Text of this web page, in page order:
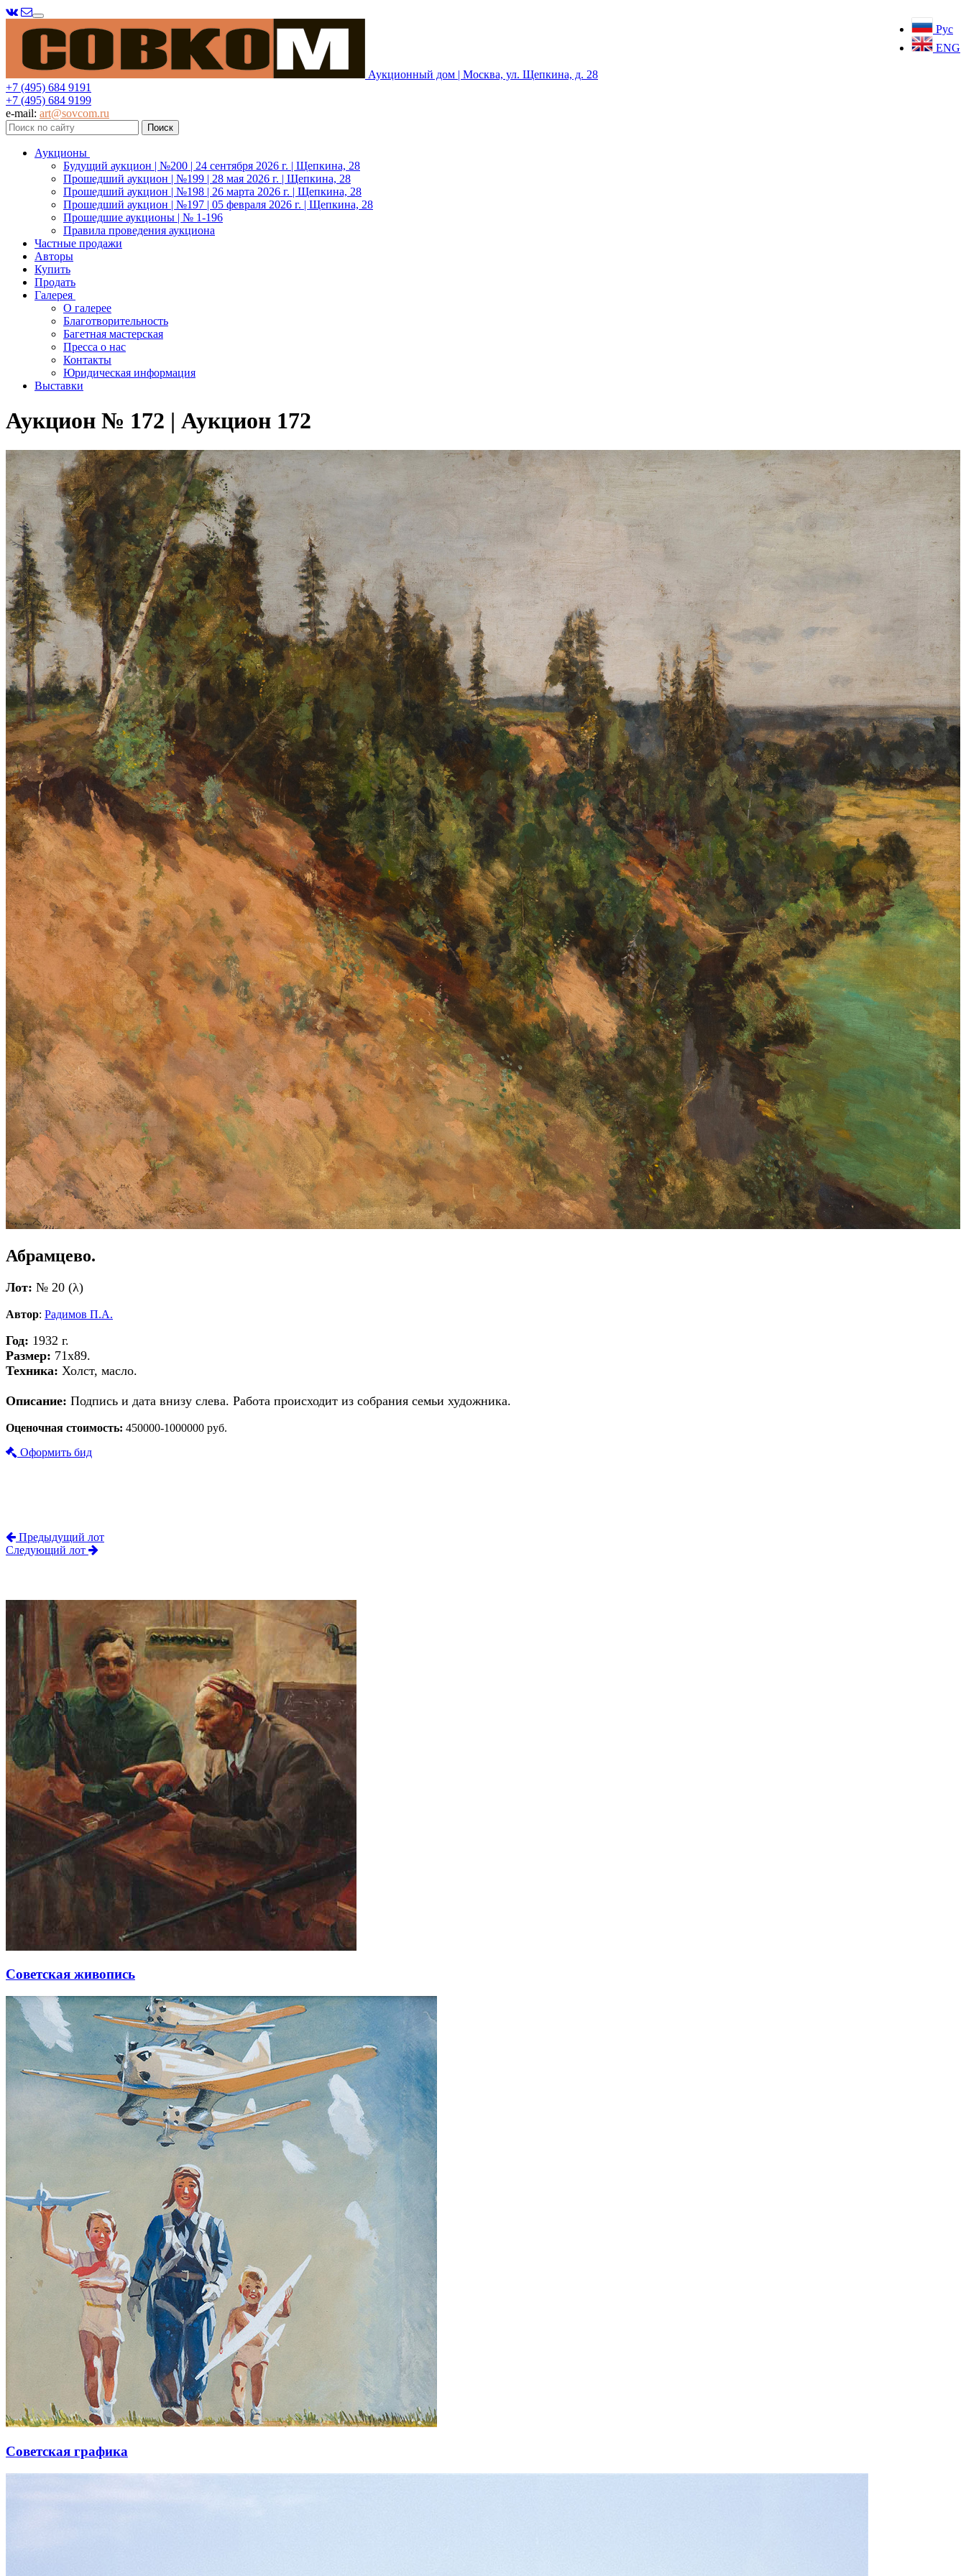
Рус
ENG
Меню
Аукционный дом | Москва, ул. Щепкина, д. 28
+7 (495) 684 9191
+7 (495) 684 9199
e-mail: art@sovcom.ru
Аукционы
Будущий аукцион | №200 | 24 сентября 2026 г. | Щепкина, 28
Прошедший аукцион | №199 | 28 мая 2026 г. | Щепкина, 28
Прошедший аукцион | №198 | 26 марта 2026 г. | Щепкина, 28
Прошедший аукцион | №197 | 05 февраля 2026 г. | Щепкина, 28
Прошедшие аукционы | № 1-196
Правила проведения аукциона
Частные продажи
Авторы
Купить
Продать
Галерея
О галерее
Благотворительность
Багетная мастерская
Пресса о нас
Контакты
Юридическая информация
Выставки
Аукцион № 172 | Аукцион 172
Абрамцево.
Лот: № 20 (λ)
Автор: Радимов П.А.
Год: 1932 г.
Размер: 71х89.
Техника: Холст, масло.
Описание: Подпись и дата внизу слева. Работа происходит из собрания семьи художника.
Оценочная стоимость: 450000-1000000 руб.
Оформить бид
Предыдущий лот
Следующий лот
Советская живопись
Советская графика